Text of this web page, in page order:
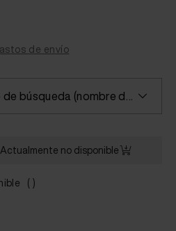
de envío
Introduzca un término de búsqueda (nombre del color/fabricante) o seleccione un color
Actualmente no disponible
( )